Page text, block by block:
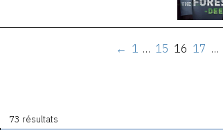
← 1 … 15 16 17 …
73 résultats